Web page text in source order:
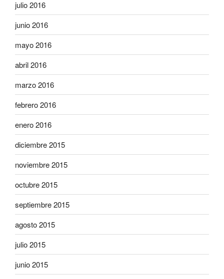
julio 2016
junio 2016
mayo 2016
abril 2016
marzo 2016
febrero 2016
enero 2016
diciembre 2015
noviembre 2015
octubre 2015
septiembre 2015
agosto 2015
julio 2015
junio 2015